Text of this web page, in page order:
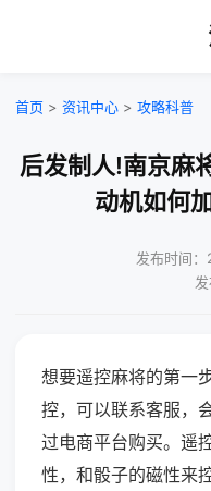
首页 > 资讯中心 > 攻略科普
后发制人!南京麻
动机如何
发布时间
想要遥控麻将的第一
控，可以联系客服，
过电商平台购买。遥
性，和骰子的磁性来